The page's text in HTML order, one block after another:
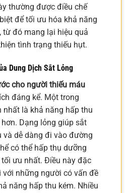
thường được điều chế
để tối ưu hóa khả năng
từ đó mang lại hiệu quả
tình trạng thiếu hụt.
Dung Dịch Sắt Lỏng
cho người thiếu máu
đáng kể. Một trong
là khả năng hấp thu
Dạng lỏng giúp sắt
dễ dàng đi vào đường
có thể hấp thụ dưỡng
ưu nhất. Điều này đặc
với những người có vấn đề
năng hấp thu kém. Nhiều